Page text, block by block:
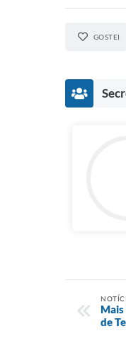
GOSTEI
de